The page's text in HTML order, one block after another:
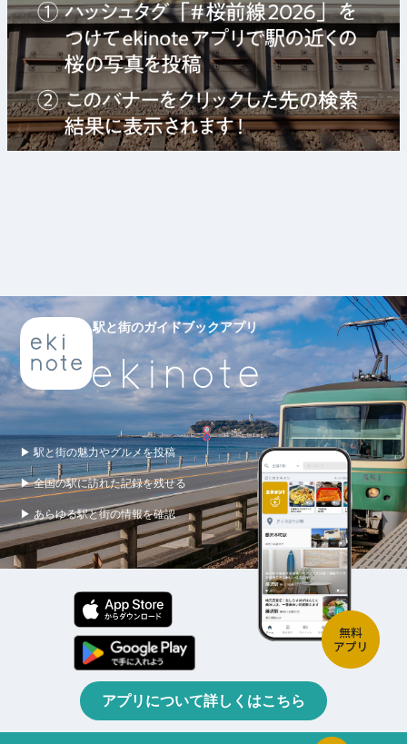
駅と街のガイドブックアプリ
▶ 駅と街の魅力やグルメを投稿
▶ 全国の駅に訪れた記録を残せる
▶ あらゆる駅と街の情報を確認
アプリについて詳しくはこちら